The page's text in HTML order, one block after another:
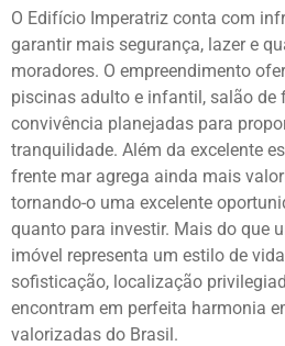
O Edifício Imperatriz conta com
garantir mais segurança, lazer e
moradores. O empreendimento
piscinas adulto e infantil, salão de
convivência planejadas para
tranquilidade. Além da excelente
frente mar agrega ainda mais
tornando-o uma excelente
quanto para investir. Mais do que
imóvel representa um estilo de
sofisticação, localização
encontram em perfeita harmonia
valorizadas do Brasil.